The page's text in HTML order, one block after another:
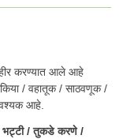
करण्यात आले आहे
/ वहातूक / साठवणूक /
आहे.
भट्टी / तुकडे करणे /